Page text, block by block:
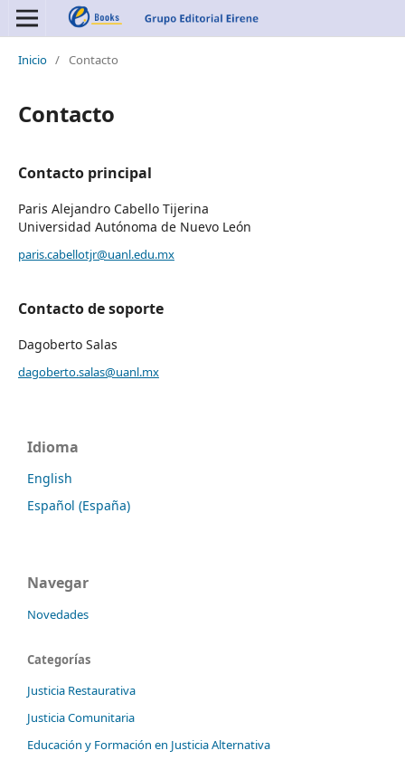
Inicio / Contacto
Contacto
Contacto principal
Paris Alejandro Cabello Tijerina
Universidad Autónoma de Nuevo León
paris.cabellotjr@uanl.edu.mx
Contacto de soporte
Dagoberto Salas
dagoberto.salas@uanl.mx
Idioma
English
Español (España)
Navegar
Novedades
Categorías
Justicia Restaurativa
Justicia Comunitaria
Educación y Formación en Justicia Alternativa